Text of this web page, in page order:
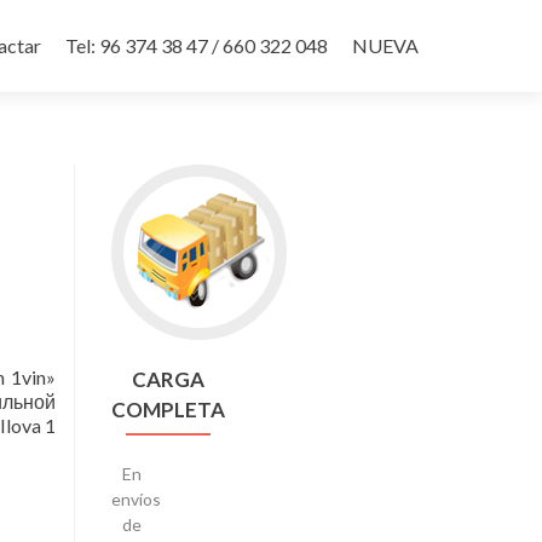
Tel: 96 374 38 47 / 660 322 048 NUEVA
1vin»
1
Go
to
CARGA
COMPLETA
CARGA
COMPLETA
En
envíos
de